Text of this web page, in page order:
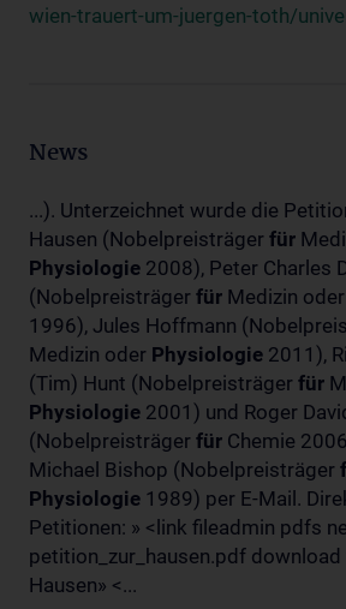
wien-trauert-um-juergen-toth/
News
...). Unterzeichnet wurde die
Hausen (Nobelpreisträger für
Physiologie 2008), Peter Charles
(Nobelpreisträger für Medizin oder
1996), Jules Hoffmann
Medizin oder Physiologie 2011),
(Tim) Hunt (Nobelpreisträger für
Physiologie 2001) und Roger
(Nobelpreisträger für Chemie
Michael Bishop (Nobelpreisträger
Physiologie 1989) per E-Mail.
Petitionen: » <link fileadmin pdfs
petition_zur_hausen.pdf download
Hausen» <...